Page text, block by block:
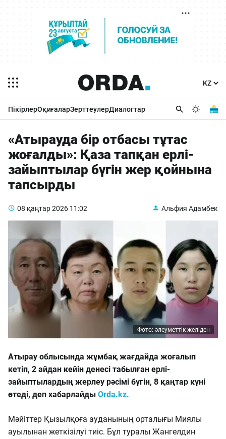
ПікірлерОқиғаларЗерттеулерДиалогтар
«Атырауда бір отбасы тұтас
жоғалды»: Қаза тапқан ерлі-
зайыптылар бүгін жер қойнына
тапсырды
08 қаңтар 2026 11:02 Альфия Адамбек
Фото: әлеуметтік желіден
Атырау облысында жұмбақ жағдайда жоғалып
кетіп, 2 айдан кейін денесі табылған ерлі-
зайыптылардың жерлеу рәсімі бүгін, 8 қаңтар күні
өтеді, деп хабарлайды Orda.kz.
Мәйіттер Қызылқоға ауданының орталығы Миялы
ауылынан жеткізілуі тиіс. Бұл туралы Жангелдин